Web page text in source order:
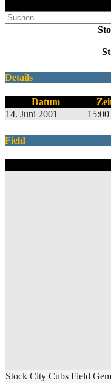
Suchen
nach:
Details
Datum
14. Juni 2001
15:00
Field
Stock City Cubs Field